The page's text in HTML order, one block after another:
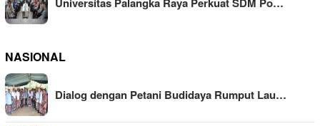
NASIONAL
Dialog dengan Petani Budidaya Rumput Lau…